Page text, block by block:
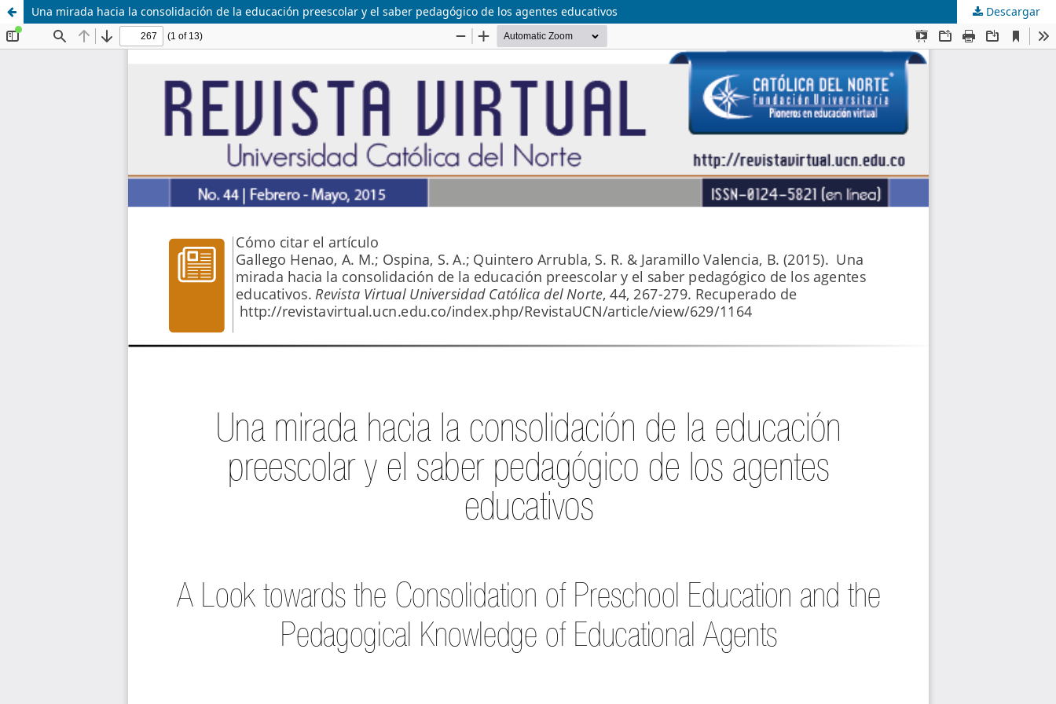
Una mirada hacia la consolidación de la educación preescolar y el saber pedagógico de los agentes educativos Descargar